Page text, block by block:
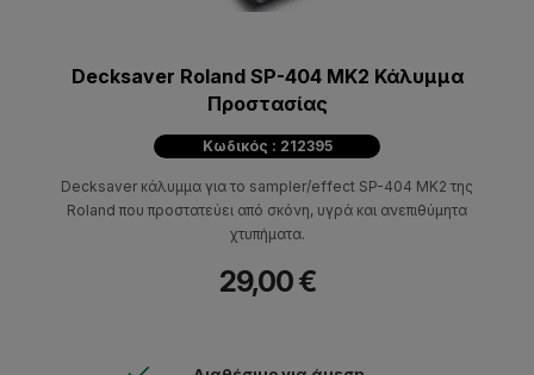
Decksaver Roland SP-404 MK2 Κάλυμμα
Προστασίας
Κωδικός : 212395
Decksaver κάλυμμα για το sampler/effect SP-404 MK2 της
Roland που προστατεύει από σκόνη, υγρά και ανεπιθύμητα
χτυπήματα.
29,00 €